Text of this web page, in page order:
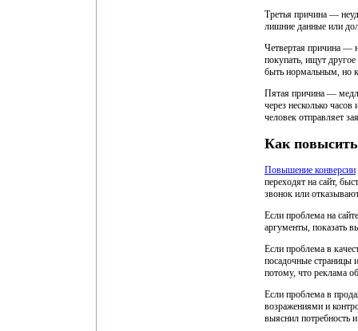
Третья причина —
лишние данные или
Четвертая причина —
покупать, ищут
быть нормальным, но
Пятая причина —
через несколько
человек отправляет
Как
Повышение конверсии
переходят на сайт,
звонок или
Если проблема на
аргументы, показать
Если проблема в
посадочные страницы
потому, что реклама
Если проблема в
возражениями и
выяснил потребность